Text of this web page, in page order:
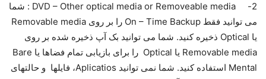
2- DVD – Other optical media or Removeable media : شما
می توانید فقط On – Time Backup را بر روی Removable media
یا Optical ذخیره کنید. شما می توانید بک آپ ذخیره شده بر روی
Removable media یا Optical را برای بازیابی تمام فضاها یا Bare
Mental استفاده کنید. شما نمی توانید Aplicatios، فایلها و حالتهای